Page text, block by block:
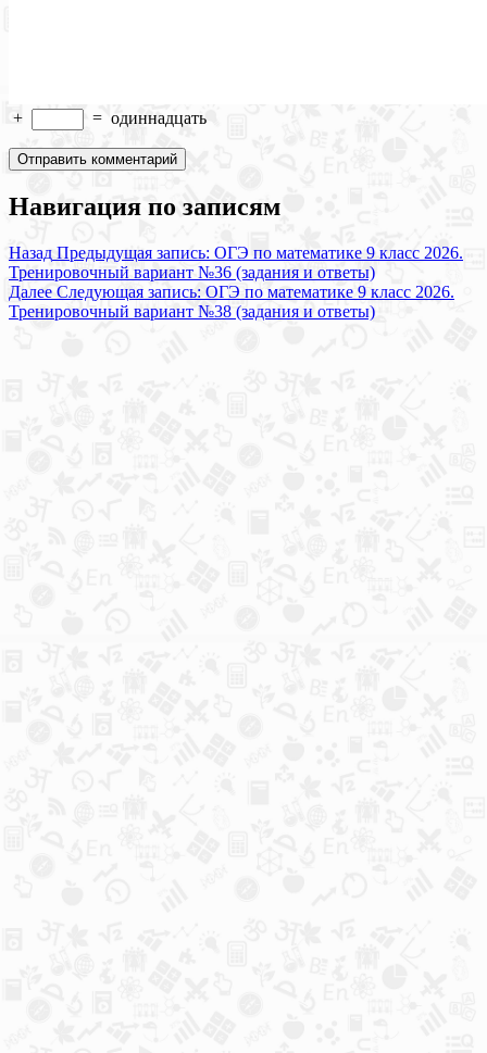
+ = одиннадцать
Навигация по записям
Назад Предыдущая запись: ОГЭ по математике 9 класс 2026.
Тренировочный вариант №36 (задания и ответы)
Далее Следующая запись: ОГЭ по математике 9 класс 2026.
Тренировочный вариант №38 (задания и ответы)